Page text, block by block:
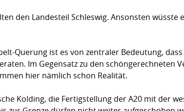
den Landesteil Schleswig. Ansonsten wüsste
Querung ist es von zentraler Bedeutung,
Im Gegensatz zu den schöngerechneten
hier nämlich schon Realität.
Kolding, die Fertigstellung der A20 mit der